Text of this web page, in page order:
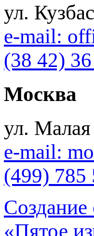
ул.
e-mail:
(38 42)
Москва
ул. Малая
e-mail:
(499) 785
Создание
«Пятое